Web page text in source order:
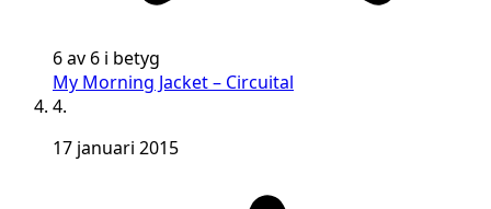
6 av 6 i betyg
My Morning Jacket – Circuital
4.
17 januari 2015